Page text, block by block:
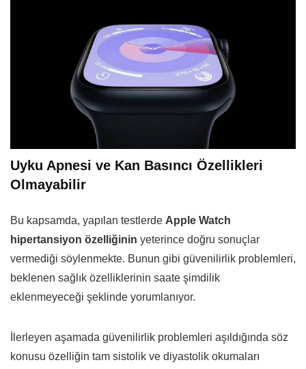
Uyku Apnesi ve Kan Basıncı Özellikleri
Olmayabilir
Bu kapsamda, yapılan testlerde Apple Watch
hipertansiyon özelliğinin yeterince doğru sonuçlar
vermediği söylenmekte. Bunun gibi güvenilirlik problemleri,
beklenen sağlık özelliklerinin saate şimdilik
eklenmeyeceği şeklinde yorumlanıyor.
İlerleyen aşamada güvenilirlik problemleri aşıldığında söz
konusu özelliğin tam sistolik ve diyastolik okumaları